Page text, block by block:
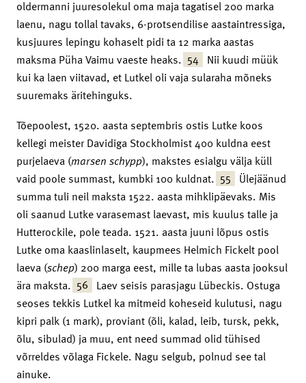
oldermanni juuresolekul oma maja tagatisel 200 marka
laenu, nagu tollal tavaks, 6-protsendilise aastaintressiga,
kusjuures lepingu kohaselt pidi ta 12 marka aastas
maksma Püha Vaimu vaeste heaks. 54 Nii kuudi müük
kui ka laen viitavad, et Lutkel oli vaja sularaha mõneks
suuremaks äritehinguks.
Tõepoolest, 1520. aasta septembris ostis Lutke koos
kellegi meister Davidiga Stockholmist 400 kuldna eest
purjelaeva (marsen schypp), makstes esialgu välja küll
vaid poole summast, kumbki 100 kuldnat. 55 Ülejäänud
summa tuli neil maksta 1522. aasta mihklipäevaks. Mis
oli saanud Lutke varasemast laevast, mis kuulus talle ja
Hutterockile, pole teada. 1521. aasta juuni lõpus ostis
Lutke oma kaaslinlaselt, kaupmees Helmich Fickelt pool
laeva (schep) 200 marga eest, mille ta lubas aasta jooksul
ära maksta. 56 Laev seisis parasjagu Lübeckis. Ostuga
seoses tekkis Lutkel ka mitmeid koheseid kulutusi, nagu
kipri palk (1 mark), proviant (õli, kalad, leib, tursk, pekk,
õlu, sibulad) ja muu, ent need summad olid tühised
võrreldes võlaga Fickele. Nagu selgub, polnud see tal
ainuke.